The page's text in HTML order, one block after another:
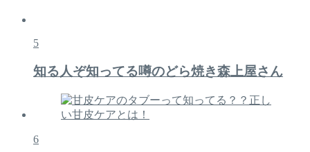
5
知る人ぞ知ってる噂のどら焼き森上屋さん
6